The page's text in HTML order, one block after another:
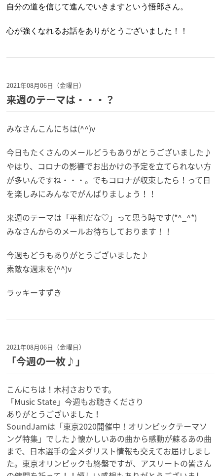
自分の道を信じて進んでいきますという悟郎さん。
心が強くなれるお話をありがとうございました！！
2021年08月06日（金曜日）
来週のテーマは・・・？
みなさんこんにちは(^^)v
今日もたくさんのメールどうもありがとうございました♪
やはり、コロナの影響でお出かけの予定を立てられない方
が多いんですね・・・。でもコロナが収束したら！って日
を楽しみにみんなでがんばりましょう！！
来週のテーマは「平和だな♡」って思う時です(*^_^*)
みなさんからのメールお待ちしております！！
今週もどうもありがとうございました♪
素敵な週末を(^^)v
ラッキーすずき
2021年08月06日（金曜日）
「今週の一枚♪」
こんにちは！木村さおりです。
「Music State」今週もお聴きくださり
ありがとうございました！
SoundJamは「東京2020開催中！ オリンピックテーマソ
ング特集」でした♪懐かしいあの曲から感動が蘇るあの曲
まで、
日本選手の金メダリスト情報も交えてお届けしまし
た。 東京オリンピックも終盤ですが、 アスリートの皆さん